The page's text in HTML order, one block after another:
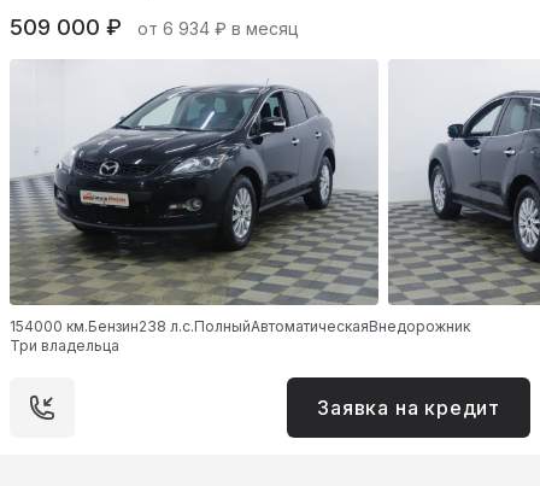
509 000 ₽ от 6 934 ₽ в месяц
154000 км.Бензин238 л.с.ПолныйАвтоматическаяВнедорожник
Три владельца
Заявка на кредит